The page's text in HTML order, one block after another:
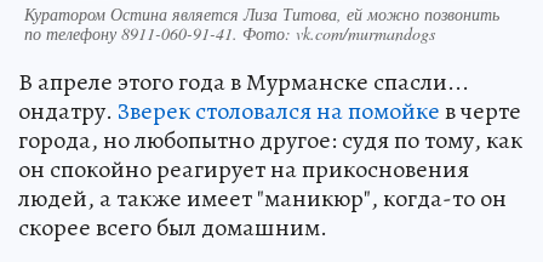
Куратором Остина является Лиза Титова, ей можно позвонить
по телефону 8911-060-91-41. Фото: vk.com/murmandogs
В апреле этого года в Мурманске спасли...
ондатру. Зверек столовался на помойкев черте
города, но любопытно другое: судя по тому, как
он спокойно реагирует на прикосновения
людей, а также имеет "маникюр", когда-то он
скорее всего был домашним.